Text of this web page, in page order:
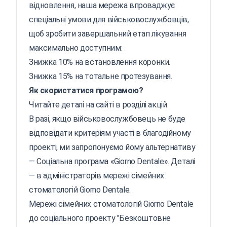
відновлення, наша мережа впроваджує
спеціальні умови для військовослужбовців,
щоб зробити завершальний етап лікування
максимально доступним:
Знижка 10% на встановлення коронки.
Знижка 15% на тотальне протезування.
Як скористатися програмою?
Читайте деталі на сайті в розділі акцій
В разі, якщо військовослужбовець не буде
відповідати критеріям участі в благодійному
проекті, ми запропонуємо йому альтернативу
— Соціальна програма «Giorno Dentale». Деталі
— в адміністраторів мережі сімейних
стоматологій Giorno Dentale.
Мережі сімейних стоматологій Giorno Dеntale
до соціального проекту "Безкоштовне